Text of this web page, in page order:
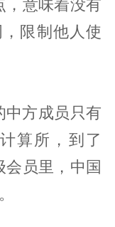
，意味着没有
限制他人使
中方成员只有
算所，到了
会员里，中国